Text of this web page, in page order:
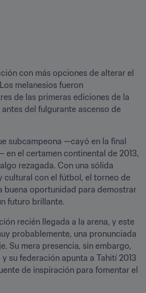
con más opciones de alterar el
melanesios fueron
de las primeras ediciones de la
del fulgurante ascenso de
subcampeona —cayó en la final
en el certamen continental de 2013,
rezagada. Con una sólida
cultural con el fútbol, el torneo de
buena oportunidad para demostrar
futuro brillante.
recién llegada a la arena, y este
probablemente, una pronunciada
Su mera presencia, sin embargo,
su federación apunta a Tahití 2013
de inspiración para fomentar el